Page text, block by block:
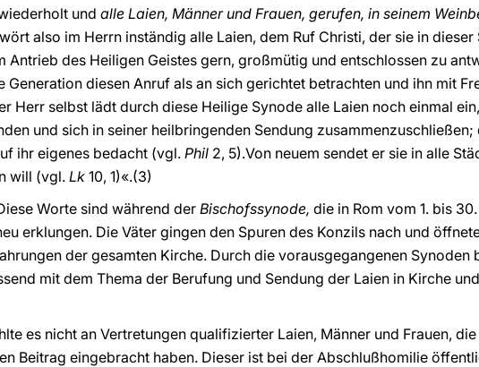
und alle Laien, Männer und Frauen, gerufen, in seinem
also im Herrn inständig alle Laien, dem Ruf Christi, der sie in dieser
Antrieb des Heiligen Geistes gern, großmütig und entschlossen zu
diesen Anruf als an sich gerichtet betrachten und ihn mit
Herr selbst lädt durch diese Heilige Synode alle Laien noch einmal
und sich in seiner heilbringenden Sendung zusammenzuschließen;
ihr eigenes bedacht (vgl. Phil 2, 5).Von neuem sendet er sie in alle
will (vgl. Lk 10, 1)«.(3)
Worte sind während der Bischofssynode, die in Rom vom 1. bis
erklungen. Die Väter gingen den Spuren des Konzils nach und
der gesamten Kirche. Durch die vorausgegangenen Synoden
mit dem Thema der Berufung und Sendung der Laien in Kirche
es nicht an Vertretungen qualifizierter Laien, Männer und Frauen,
Beitrag eingebracht haben. Dieser ist bei der Abschlußhomilie